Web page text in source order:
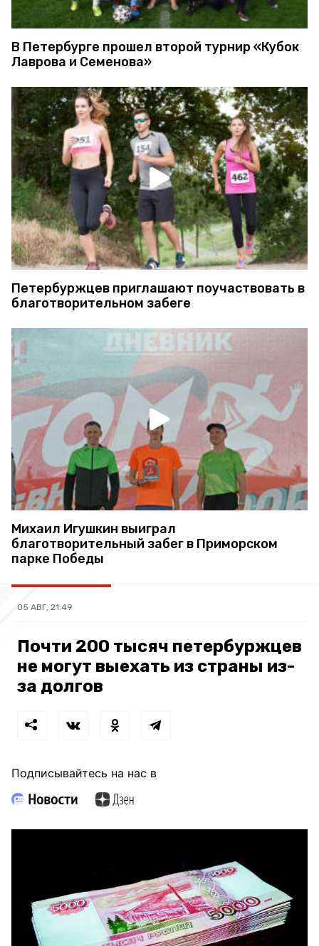
В Петербурге прошел второй турнир «Кубок
Лаврова и Семенова»
Петербуржцев приглашают поучаствовать в
благотворительном забеге
Михаил Игушкин выиграл
благотворительный забег в Приморском
парке Победы
05 АВГ, 21:49
Почти 200 тысяч петербуржцев
не могут выехать из страны из-
за долгов
Подписывайтесь на нас в